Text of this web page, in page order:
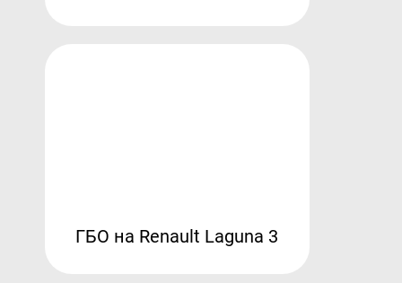
ГБО на Renault Laguna 3